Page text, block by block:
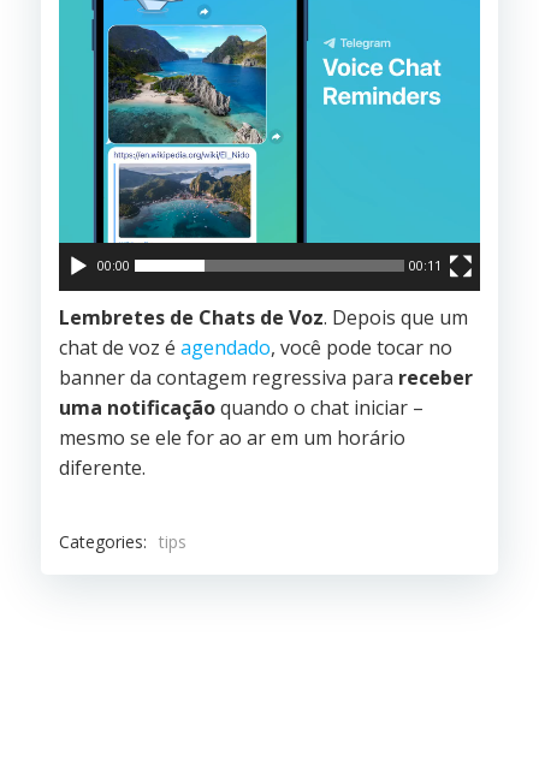
00:00 00:11
Lembretes de Chats de Voz. Depois que um
chat de voz é agendado, você pode tocar no
banner da contagem regressiva para receber
uma notificaçãoquando o chat iniciar –
mesmo se ele for ao ar em um horário
diferente.
Categories: tips